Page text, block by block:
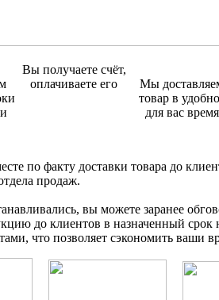
Вы получаете счёт,
оплачиваете его
Мы
товар в
для вас время
по факту доставки товара до
продаж.
вы можете заранее
до клиентов в назначенный
что позволяет сэкономить ваши